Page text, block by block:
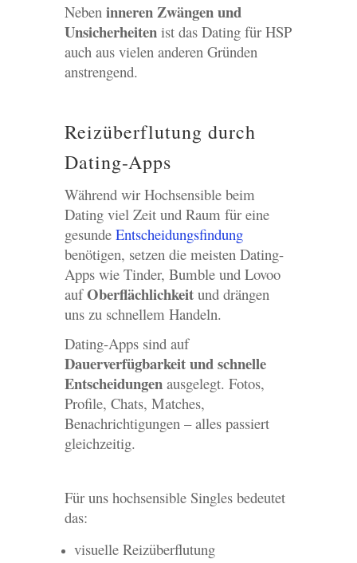
Neben inneren Zwängen und
Unsicherheitenist das Dating für HSP
auch aus vielen anderen Gründen
anstrengend.
Reizüberflutung durch
Dating-Apps
Während wir Hochsensible beim
Dating viel Zeit und Raum für eine
gesunde Entscheidungsfindung
benötigen, setzen die meisten Dating-
Apps wie Tinder, Bumble und Lovoo
aufOberflächlichkeitund drängen
uns zu schnellem Handeln.
Dating-Apps sind auf
Dauerverfügbarkeit und schnelle
Entscheidungenausgelegt. Fotos,
Profile, Chats, Matches,
Benachrichtigungen – alles passiert
gleichzeitig.
Für uns hochsensible Singles bedeutet
das:
visuelle Reizüberflutung